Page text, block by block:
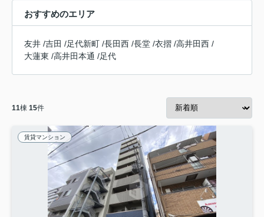
おすすめのエリア
友井 /吉田 /足代新町 /長田西 /長堂 /衣摺 /高井田西 /
大蓮東 /高井田本通 /足代
11棟 15件
賃貸マンション